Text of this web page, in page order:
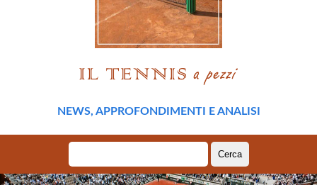
NEWS, APPROFONDIMENTI E ANALISI
per: